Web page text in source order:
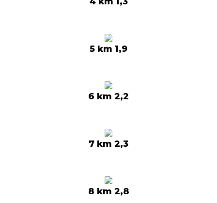
5 km 1,9
6 km 2,2
7 km 2,3
8 km 2,8